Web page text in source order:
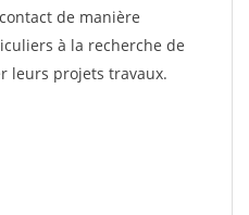
de manière
à la recherche de
leurs projets travaux.